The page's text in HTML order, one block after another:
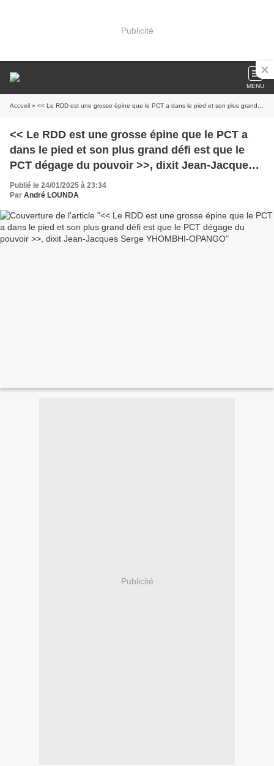
Publicité
MENU
Accueil » << Le RDD est une grosse épine que le PCT a dans le pied et son plus grand défi est que le PCT dégage du pouvoir >>, dixit Jean-Jacques Serge YHOMBHI-OPANGO
<< Le RDD est une grosse épine que le PCT a
dans le pied et son plus grand défi est que le
PCT dégage du pouvoir >>, dixit Jean-Jacques
Serge YHOMBHI-OPANGO
Publié le 24/01/2025 à 23:34
Par André LOUNDA
Publicité